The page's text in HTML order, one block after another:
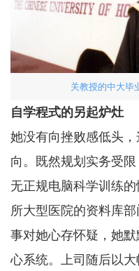
关教授的中大毕
自学程式的另起炉灶
她没有向挫败感低头
向。既然规划实务受
无正规电脑科学训练
所大型医院的资料库
事对她心存怀疑，她
心系统。上司随后以